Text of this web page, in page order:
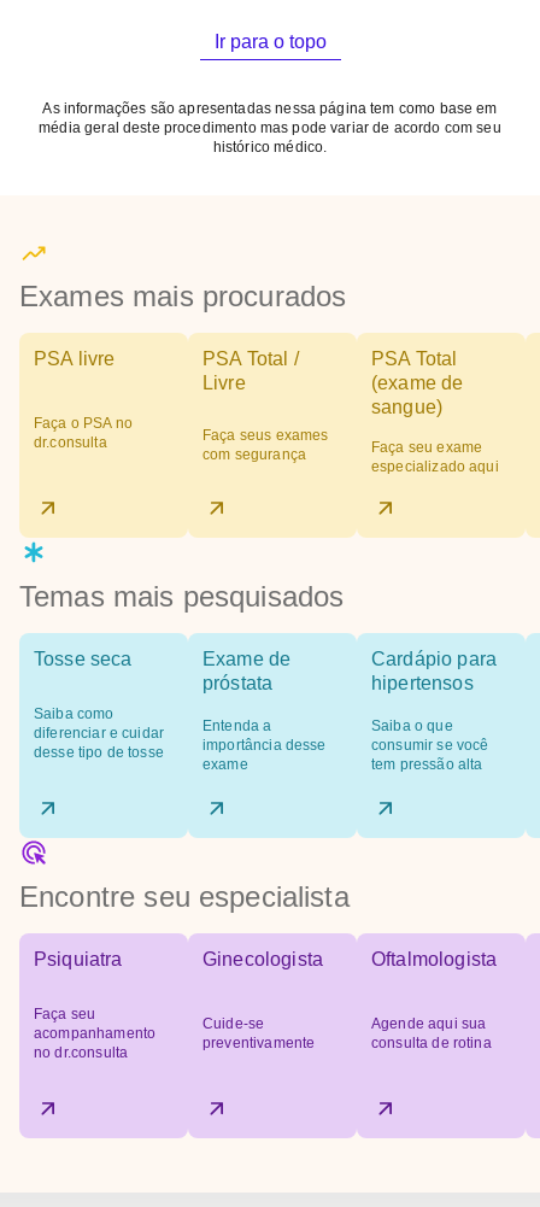
Ir para o topo
As informações são apresentadas nessa página tem como base em
média geral deste procedimento mas pode variar de acordo com seu
histórico médico.
Exames mais procurados
PSA livre
Faça o PSA no
dr.consulta
PSA Total /
Livre
Faça seus exames
com segurança
PSA Total
(exame de
sangue)
Faça seu exame
especializado aqui
Temas mais pesquisados
Tosse seca
Saiba como
diferenciar e cuidar
desse tipo de tosse
Exame de
próstata
Entenda a
importância desse
exame
Cardápio para
hipertensos
Saiba o que
consumir se você
tem pressão alta
Encontre seu especialista
Psiquiatra
Faça seu
acompanhamento
no dr.consulta
Ginecologista
Cuide-se
preventivamente
Oftalmologista
Agende aqui sua
consulta de rotina